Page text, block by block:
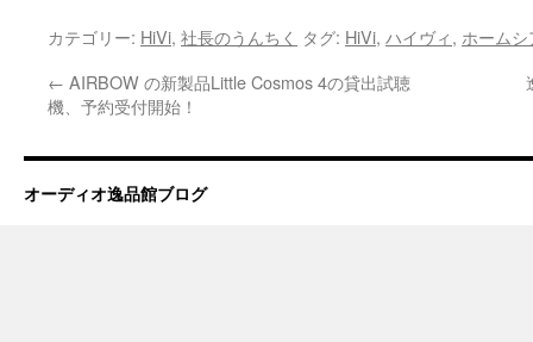
カテゴリー: HiVi, 社長のうんちく タグ: HiVi, ハイヴィ, ホーム
← AIRBOW の新製品Little Cosmos 4の貸出試聴
機、予約受付開始！
オーディオ逸品館ブログ